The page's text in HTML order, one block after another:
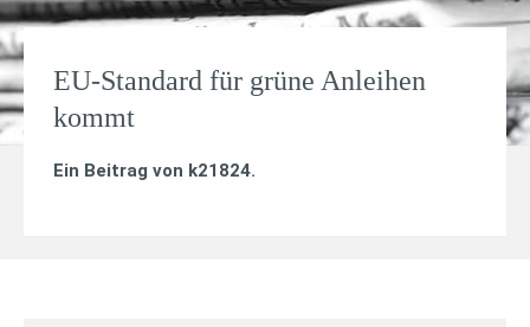
EU-Standard für grüne Anleihen
kommt
Ein Beitrag von k21824.